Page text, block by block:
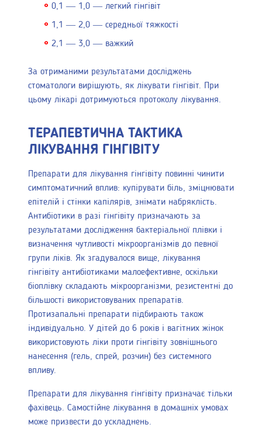
0,1 — 1,0 — легкий гінгівіт
1,1 — 2,0 — середньої тяжкості
2,1 — 3,0 — важкий
За отриманими результатами досліджень
стоматологи вирішують, як лікувати гінгівіт. При
цьому лікарі дотримуються протоколу лікування.
ТЕРАПЕВТИЧНА ТАКТИКА
ЛІКУВАННЯ ГІНГІВІТУ
Препарати для лікування гінгівіту повинні чинити
симптоматичний вплив: купірувати біль, зміцнювати
епітелій і стінки капілярів, знімати набряклість.
Антибіотики в разі гінгівіту призначають за
результатами дослідження бактеріальної плівки і
визначення чутливості мікроорганізмів до певної
групи ліків. Як згадувалося вище, лікування
гінгівіту антибіотиками малоефективне, оскільки
біоплівку складають мікроорганізми, резистентні до
більшості використовуваних препаратів.
Протизапальні препарати підбирають також
індивідуально. У дітей до 6 років і вагітних жінок
використовують ліки проти гінгівіту зовнішнього
нанесення (гель, спрей, розчин) без системного
впливу.
Препарати для лікування гінгівіту призначає тільки
фахівець. Самостійне лікування в домашніх умовах
може призвести до ускладнень.